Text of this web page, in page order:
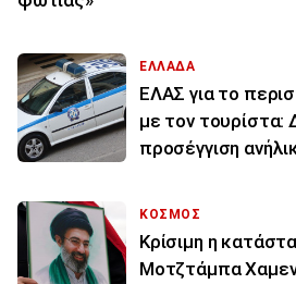
ΕΛΛΑΔΑ
ΕΛΑΣ για το
με τον τουρίστα:
προσέγγιση
ΚΟΣΜΟΣ
Κρίσιμη η
Μοτζτάμπα